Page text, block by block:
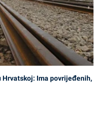
Hrvatskoj: Ima povrijeđenih,